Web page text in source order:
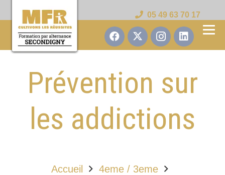
05 49 63 70 17
Prévention sur
les addictions
Accueil
4eme / 3eme